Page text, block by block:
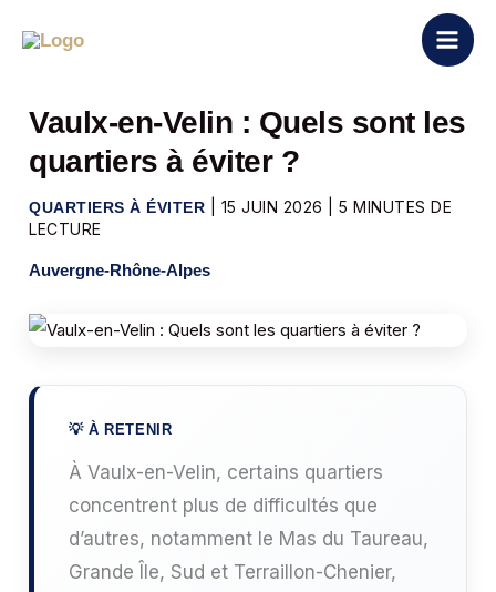
Vaulx-en-Velin : Quels sont les
quartiers à éviter ?
QUARTIERS À ÉVITER 15 JUIN 2026 |5 MINUTES DE
LECTURE
Auvergne-Rhône-Alpes
À Vaulx-en-Velin, certains quartiers
concentrent plus de difficultés que
d’autres, notamment le Mas du Taureau,
Grande Île, Sud et Terraillon-Chenier,